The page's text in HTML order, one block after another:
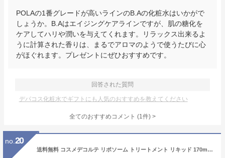
POLAの1番グレードが高いラインのB.Aの化粧水はいかがで
しょうか。B.Aはエイジングケアラインですが、肌の糖化を
ケアしてハリや潤いを与えてくれます。リラックス出来るよ
うに計算された香りは、まるでアロマのようで使うたびに心
がほぐれます。プレゼントにぜひおすすめです。
回答された質問
デパコス化粧水でギフトにも人気のおすすめを教えてください
全てのおすすめコメント (1件) >
no. 20
送料無料 コスメデコルテ リポソーム トリートメント リキッド 170ml | Cosme Decorte 化粧水